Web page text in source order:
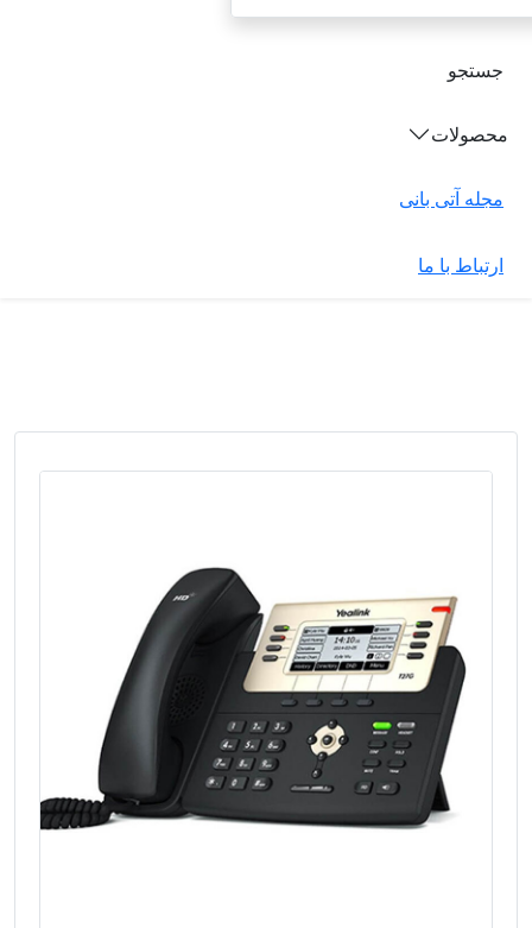
جستجو
محصولات
مجله آتی بانی
ارتباط با ما